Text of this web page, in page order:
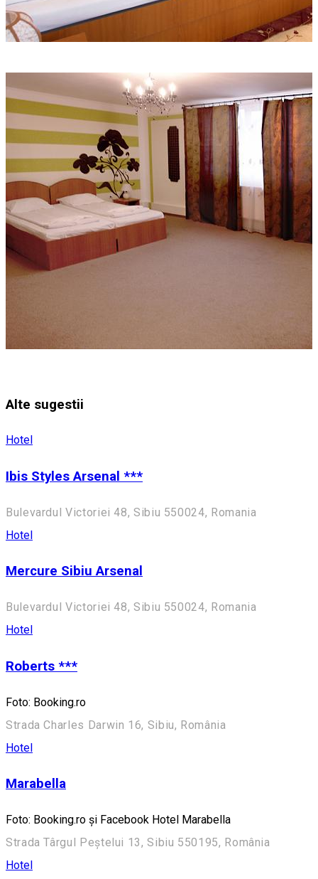
Alte sugestii
Hotel
Ibis Styles Arsenal ***
Bulevardul Victoriei 48, Sibiu 550024, Romania
Hotel
Mercure Sibiu Arsenal
Bulevardul Victoriei 48, Sibiu 550024, Romania
Hotel
Roberts ***
Foto: Booking.ro
Strada Charles Darwin 16, Sibiu, România
Hotel
Marabella
Foto: Booking.ro și Facebook Hotel Marabella
Strada Târgul Peștelui 13, Sibiu 550195, România
Hotel